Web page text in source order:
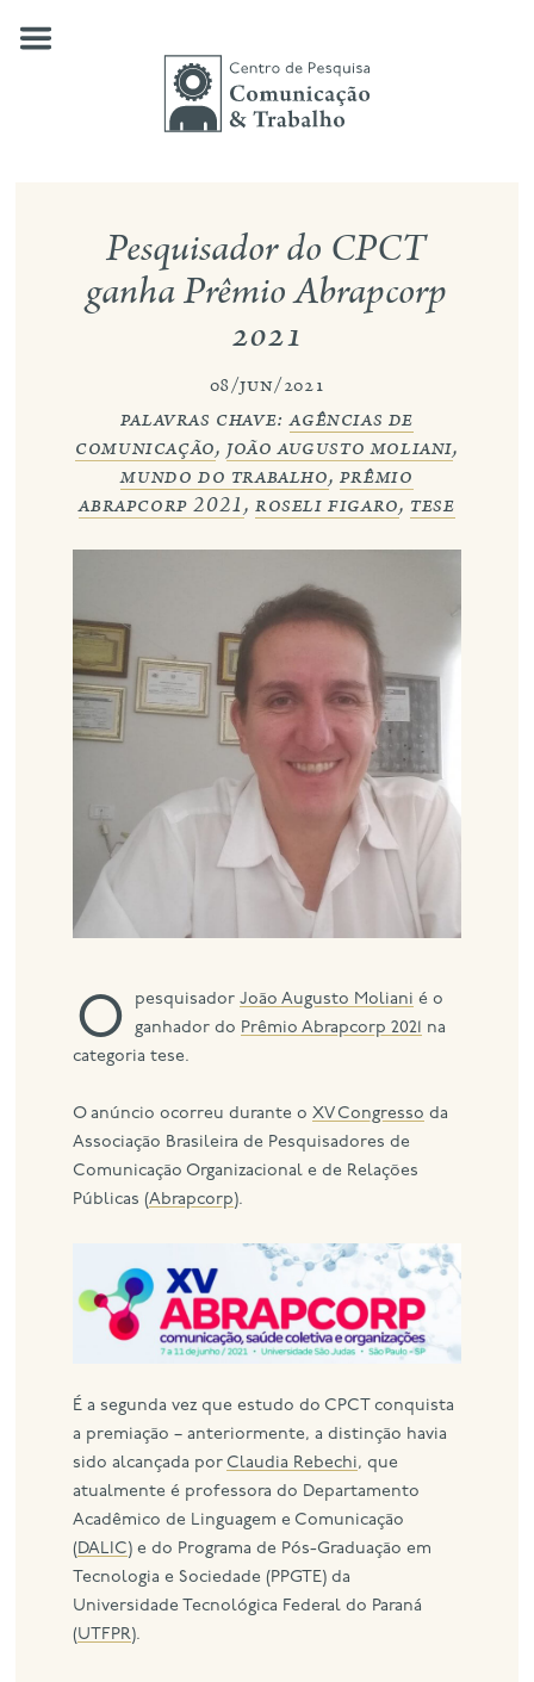
nossas pesquisas
publicações
notícias
eventos
contato
busca
eng
Pesquisador do CPCT
ganha Prêmio Abrapcorp
2021
08/jun/2021
palavras chave:agências de
comunicação, joão augusto moliani,
mundo do trabalho, prêmio
abrapcorp 2021,roseli figaro, tese
O pesquisadorJoão Augusto Moliani é o
ganhador do Prêmio Abrapcorp 2021 na
categoria tese.
O anúncio ocorreu durante oXV Congresso da
Associação Brasileira de Pesquisadores de
Comunicação Organizacional e de Relações
Públicas (Abrapcorp).
É a segunda vez que estudo do CPCT conquista
a premiação – anteriormente, a distinção havia
sido alcançada por Claudia Rebechi, que
atualmente é professora do Departamento
Acadêmico de Linguagem e Comunicação
(DALIC) e do Programa de Pós-Graduação em
Tecnologia e Sociedade (PPGTE) da
Universidade Tecnológica Federal do Paraná
(UTFPR).